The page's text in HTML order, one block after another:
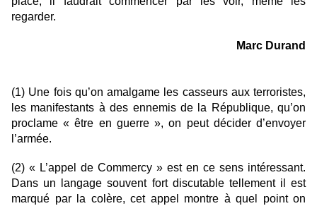
regarder.
Marc Durand
(1) Une fois qu’on amalgame les casseurs aux terroristes,
les manifestants à des ennemis de la République, qu’on
proclame « être en guerre », on peut décider d’envoyer
l’armée.
(2) « L’appel de Commercy » est en ce sens intéressant.
Dans un langage souvent fort discutable tellement il est
marqué par la colère, cet appel montre à quel point on